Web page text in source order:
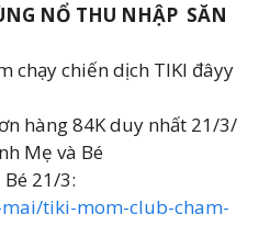
NỔ THU NHẬP SĂN
chạy chiến dịch TIKI đâyy
hàng 84K duy nhất 21/3/
Mẹ và Bé
21/3:
tiki-mom-club-cham-